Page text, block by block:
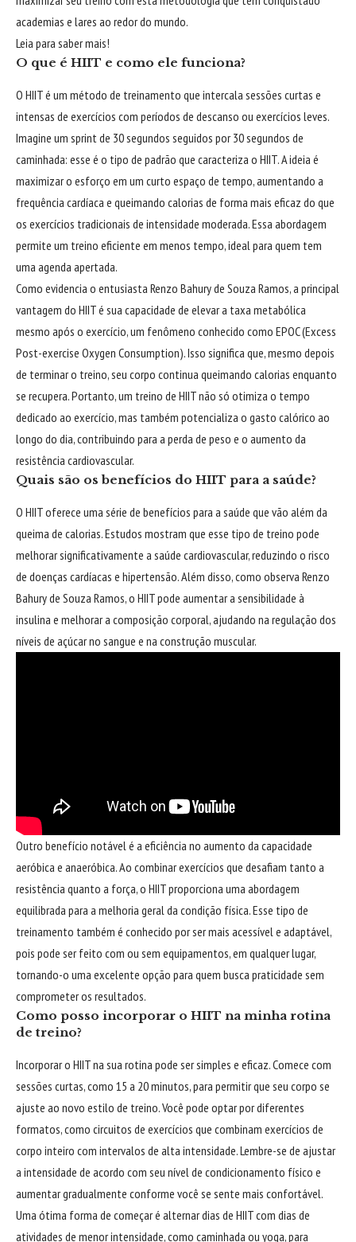
academias e lares ao redor do mundo.
Leia para saber mais!
O que é HIIT e como ele funciona?
O HIIT é um método de treinamento que intercala sessões curtas e
intensas de exercícios com períodos de descanso ou exercícios leves.
Imagine um sprint de 30 segundos seguidos por 30 segundos de
caminhada: esse é o tipo de padrão que caracteriza o HIIT. A ideia é
maximizar o esforço em um curto espaço de tempo, aumentando a
frequência cardíaca e queimando calorias de forma mais eficaz do que
os exercícios tradicionais de intensidade moderada. Essa abordagem
permite um treino eficiente em menos tempo, ideal para quem tem
uma agenda apertada.
Como evidencia o entusiasta Renzo Bahury de Souza Ramos, a principal
vantagem do HIIT é sua capacidade de elevar a taxa metabólica
mesmo após o exercício, um fenômeno conhecido como EPOC (Excess
Post-exercise Oxygen Consumption). Isso significa que, mesmo depois
de terminar o treino, seu corpo continua queimando calorias enquanto
se recupera. Portanto, um treino de HIIT não só otimiza o tempo
dedicado ao exercício, mas também potencializa o gasto calórico ao
longo do dia, contribuindo para a perda de peso e o aumento da
resistência cardiovascular.
Quais são os benefícios do HIIT para a saúde?
O HIIT oferece uma série de benefícios para a saúde que vão além da
queima de calorias. Estudos mostram que esse tipo de treino pode
melhorar significativamente a saúde cardiovascular, reduzindo o risco
de doenças cardíacas e hipertensão. Além disso, como observa Renzo
Bahury de Souza Ramos, o HIIT pode aumentar a sensibilidade à
insulina e melhorar a composição corporal, ajudando na regulação dos
níveis de açúcar no sangue e na construção muscular.
Outro benefício notável é a eficiência no aumento da capacidade
aeróbica e anaeróbica. Ao combinar exercícios que desafiam tanto a
resistência quanto a força, o HIIT proporciona uma abordagem
equilibrada para a melhoria geral da condição física. Esse tipo de
treinamento também é conhecido por ser mais acessível e adaptável,
pois pode ser feito com ou sem equipamentos, em qualquer lugar,
tornando-o uma excelente opção para quem busca praticidade sem
comprometer os resultados.
Como posso incorporar o HIIT na minha rotina
de treino?
Incorporar o HIIT na sua rotina pode ser simples e eficaz. Comece com
sessões curtas, como 15 a 20 minutos, para permitir que seu corpo se
ajuste ao novo estilo de treino. Você pode optar por diferentes
formatos, como circuitos de exercícios que combinam exercícios de
corpo inteiro com intervalos de alta intensidade. Lembre-se de ajustar
a intensidade de acordo com seu nível de condicionamento físico e
aumentar gradualmente conforme você se sente mais confortável.
Uma ótima forma de começar é alternar dias de HIIT com dias de
atividades de menor intensidade, como caminhada ou yoga, para